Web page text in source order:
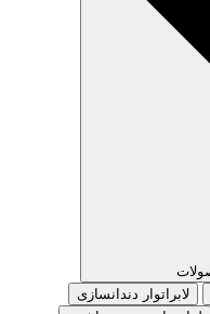
لابراتوار دندانسازی